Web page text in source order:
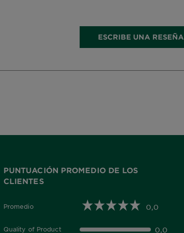
ESCRIBE UNA RESEÑA
PUNTUACIÓN PROMEDIO DE LOS
CLIENTES
Promedio
0,0 out of 5 stars 0,0
Quality of Product 0,0